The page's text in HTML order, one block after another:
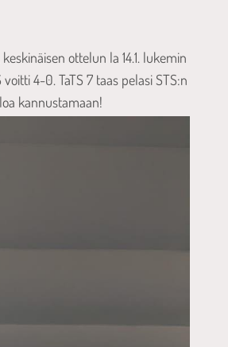
ottelun la 14.1. lukemin
4-0. TaTS 7 taas pelasi STS:n
kannustamaan!